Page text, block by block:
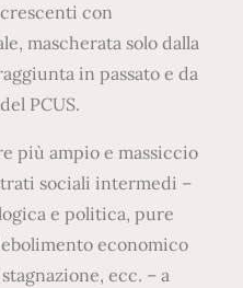
con
mascherata solo dalla
in passato e da
PCUS.
più ampio e massiccio
sociali intermedi –
e politica, pure
economico
ecc. – a